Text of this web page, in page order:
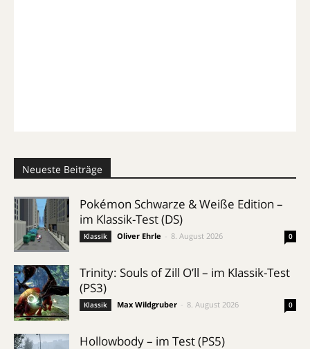
Neueste Beiträge
Pokémon Schwarze & Weiße Edition –
im Klassik-Test (DS)
Klassik Oliver Ehrle 8. August 2026 0
Trinity: Souls of Zill O’ll – im Klassik-Test
(PS3)
Klassik Max Wildgruber 8. August 2026 0
Hollowbody – im Test (PS5)